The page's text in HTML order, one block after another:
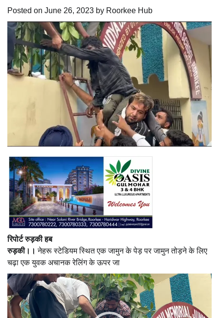
Posted on June 26, 2023 by Roorkee Hub
रिपोर्ट रुड़की हब
रुड़की।।नेहरू स्टेडियम स्थित एक जामुन के पेड़ पर जामुन तोड़ने के लिए
चढ़ा एक युवक अचानक रेलिंग के ऊपर जा
Video
Player